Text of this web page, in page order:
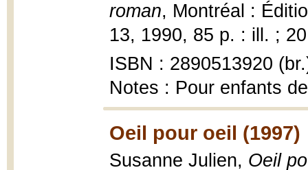
roman, Montréal :
13, 1990, 85 p. : ill. ;
ISBN : 2890513920
Notes : Pour enfants
Oeil pour oeil (1997)
Susanne Julien, Oeil